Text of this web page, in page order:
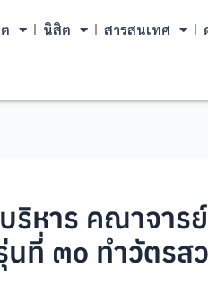
นิสิต สารสนเทศ
ริหาร คณาจาร
นที่ ๓๐ ทำวัตร